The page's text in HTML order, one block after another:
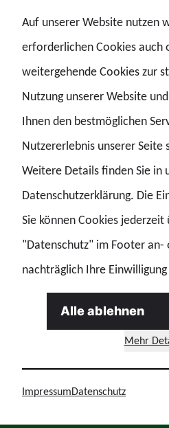
Sven Vüllers hat aber noch viel
die einen
einer Veranstaltung.
Auf unserer Website nutzen
erforderlichen Cookies auch
weitergehende Cookies zur
Nutzung unserer Website
Ihnen den bestmöglichen
Nutzererlebnis unserer Seite
Weitere Details finden Sie in
Datenschutzerklärung. Die
Sie können Cookies jederzeit
"Datenschutz" im Footer
nachträglich Ihre
Mehr
Alle ablehnen
ImpressumDatenschutz